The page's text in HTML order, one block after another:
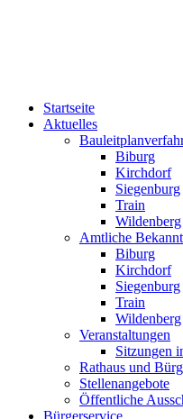
Startseite
Aktuelles
Biburg
Kirchdorf
Siegenburg
Train
Wildenberg
Amtliche
Biburg
Kirchdorf
Siegenburg
Train
Wildenberg
Veranstaltungen
Sitzungen
Rathaus und
Stellenangebote
Öffentliche
Bürgerservice